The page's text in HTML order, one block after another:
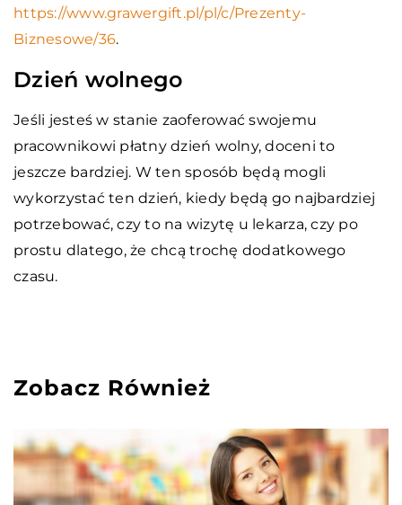
https://www.grawergift.pl/pl/c/Prezenty-
Biznesowe/36.
Dzień wolnego
Jeśli jesteś w stanie zaoferować swojemu
pracownikowi płatny dzień wolny, doceni to
jeszcze bardziej. W ten sposób będą mogli
wykorzystać ten dzień, kiedy będą go najbardziej
potrzebować, czy to na wizytę u lekarza, czy po
prostu dlatego, że chcą trochę dodatkowego
czasu.
Zobacz Również